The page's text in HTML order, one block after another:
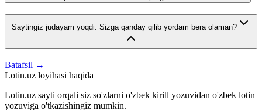
Saytingiz judayam yoqdi. Sizga qanday qilib yordam bera olaman?
Batafsil →
Lotin.uz loyihasi haqida
Lotin.uz sayti orqali siz so'zlarni o'zbek kirill yozuvidan o'zbek lotin
yozuviga o'tkazishingiz mumkin.